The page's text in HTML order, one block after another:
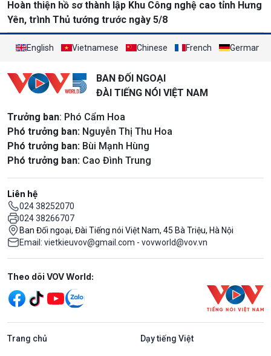
Hoàn thiện hồ sơ thành lập Khu Công nghệ cao tỉnh Hưng
Yên, trình Thủ tướng trước ngày 5/8
English Vietnamese Chinese French German
BAN ĐỐI NGOẠI
ĐÀI TIẾNG NÓI VIỆT NAM
Trưởng ban: Phó Cẩm Hoa
Phó trưởng ban: Nguyễn Thị Thu Hoa
Phó trưởng ban: Bùi Mạnh Hùng
Phó trưởng ban: Cao Đình Trung
Liên hệ
024 38252070
024 38266707
Ban Đối ngoại, Đài Tiếng nói Việt Nam, 45 Bà Triệu, Hà Nội
Email: vietkieuvov@gmail.com - vovworld@vov.vn
Mạng xã hội
Theo dõi VOV World:
Trang chủ Dạy tiếng Việt